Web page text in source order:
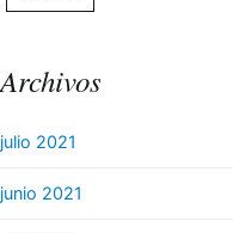
Archivos
julio 2021
junio 2021